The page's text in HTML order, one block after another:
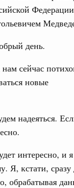
Федерации
день.
сейчас
новые
надеяться.
интересно, и я
Я, кстати,
обрабатывая
развитие
и
среда
XI
ДФО и